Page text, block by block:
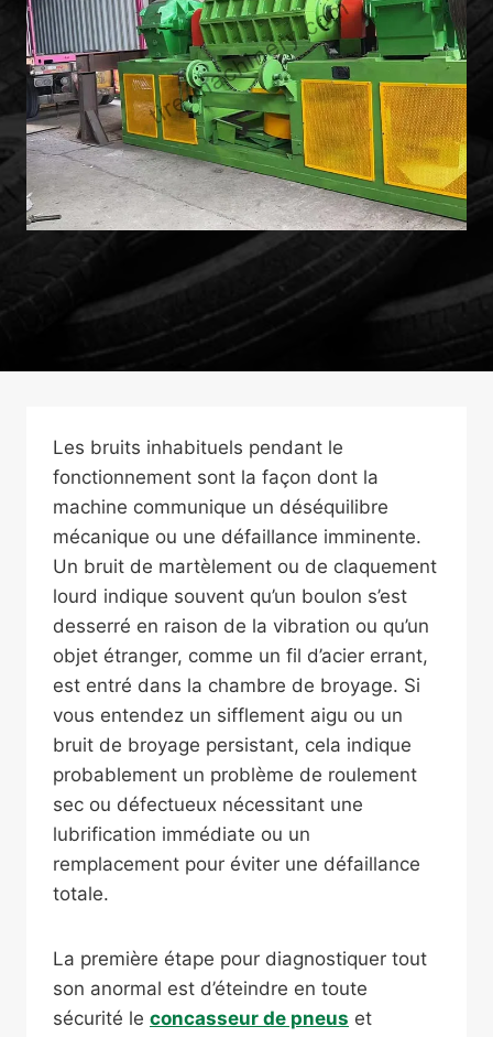
Les bruits inhabituels pendant le
fonctionnement sont la façon dont la
machine communique un déséquilibre
mécanique ou une défaillance imminente.
Un bruit de martèlement ou de claquement
lourd indique souvent qu’un boulon s’est
desserré en raison de la vibration ou qu’un
objet étranger, comme un fil d’acier errant,
est entré dans la chambre de broyage. Si
vous entendez un sifflement aigu ou un
bruit de broyage persistant, cela indique
probablement un problème de roulement
sec ou défectueux nécessitant une
lubrification immédiate ou un
remplacement pour éviter une défaillance
totale.
La première étape pour diagnostiquer tout
son anormal est d’éteindre en toute
sécurité le concasseur de pneus et